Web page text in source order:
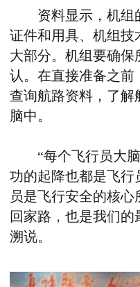
资料显示，机组的
证件和用具、机组技
大部分。机组要确保
认。在直接准备之前
查询航路资料，了解
脑中。
“每个飞行员大脑
功的起降也都是飞行
员是飞行安全的核
回家路，也是我们的
溯说。